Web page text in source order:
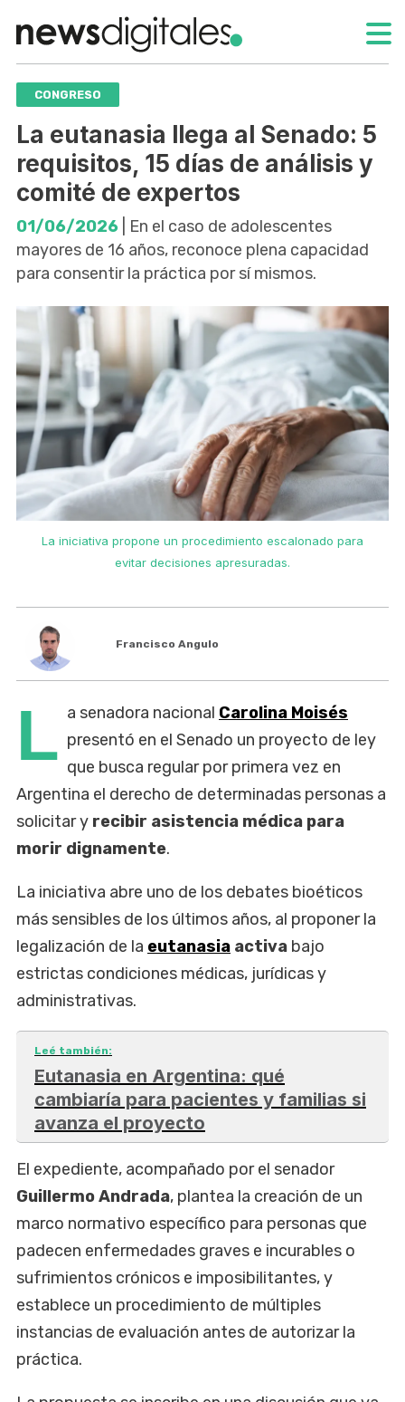
CONGRESO
La eutanasia llega al Senado: 5
requisitos, 15 días de análisis y
comité de expertos
01/06/2026 | En el caso de adolescentes
mayores de 16 años, reconoce plena capacidad
para consentir la práctica por sí mismos.
La iniciativa propone un procedimiento escalonado para
evitar decisiones apresuradas.
Francisco Angulo
L a senadora nacional Carolina Moisés
presentó en el Senado un proyecto de ley
que busca regular por primera vez en
Argentina el derecho de determinadas personas a
solicitar y recibir asistencia médica para
morir dignamente.
La iniciativa abre uno de los debates bioéticos
más sensibles de los últimos años, al proponer la
legalización de la eutanasia activa bajo
estrictas condiciones médicas, jurídicas y
administrativas.
Leé también:
Eutanasia en Argentina: qué
cambiaría para pacientes y familias si
avanza el proyecto
El expediente, acompañado por el senador
Guillermo Andrada, plantea la creación de un
marco normativo específico para personas que
padecen enfermedades graves e incurables o
sufrimientos crónicos e imposibilitantes, y
establece un procedimiento de múltiples
instancias de evaluación antes de autorizar la
práctica.